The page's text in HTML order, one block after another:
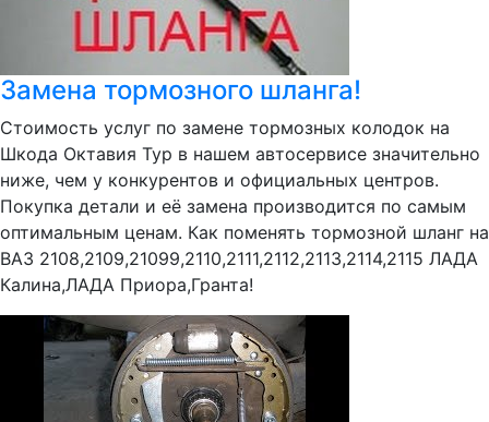
Замена тормозного шланга!
Стоимость услуг по замене тормозных колодок на
Шкода Октавия Тур в нашем автосервисе значительно
ниже, чем у конкурентов и официальных центров.
Покупка детали и её замена производится по самым
оптимальным ценам. Как поменять тормозной шланг на
ВАЗ 2108,2109,21099,2110,2111,2112,2113,2114,2115 ЛАДА
Калина,ЛАДА Приора,Гранта!